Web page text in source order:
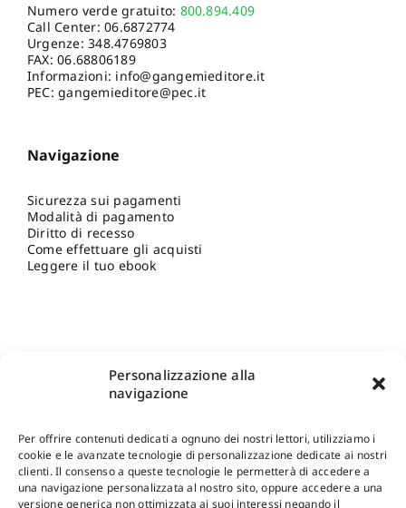
Personalizzazione alla
navigazione
Per offrire contenuti dedicati a ognuno dei nostri lettori, utilizziamo i
cookie e le avanzate tecnologie di personalizzazione dedicate ai nostri
clienti. Il consenso a queste tecnologie le permetterà di accedere a
una navigazione personalizzata al nostro sito, oppure accedere a una
versione generica non ottimizzata ai suoi interessi negando il
Numero verde gratuito: 800.894.409
Call Center:06.6872774
Urgenze:348.4769803
FAX: 06.68806189
Informazioni: info@gangemieditore.it
PEC: gangemieditore@pec.it
Navigazione
Sicurezza sui pagamenti
Modalità di pagamento
Diritto di recesso
Come effettuare gli acquisti
Leggere il tuo ebook
Shop Gangemi Editore-Pagamenti Sicuri e anche Rateali